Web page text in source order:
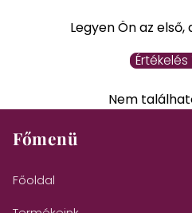
Legyen Ön az
Nem
Főmenü
Főoldal